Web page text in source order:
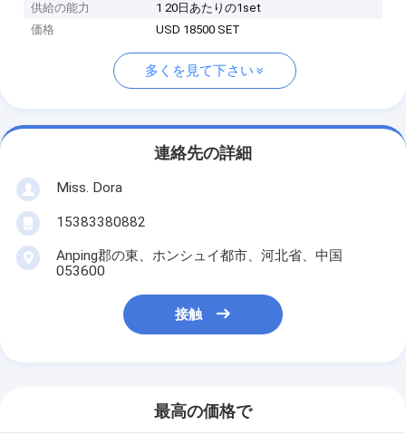
供給の能力
1 20日あたりの1set
価格
USD 18500 SET
多くを見て下さい
連絡先の詳細
Miss. Dora
15383380882
Anping郡の東、ホンシュイ都市、河北省、中国
053600
接触
最高の価格で